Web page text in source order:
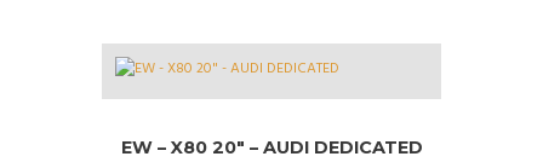
EW – X80 20″ – AUDI DEDICATED